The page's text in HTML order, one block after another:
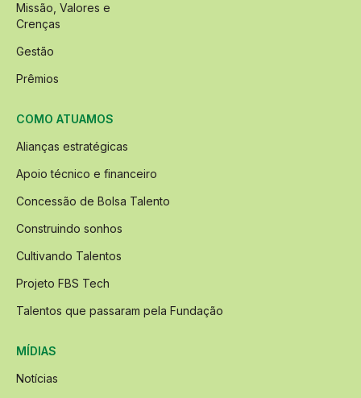
Missão, Valores e
Crenças
Gestão
Prêmios
COMO ATUAMOS
Alianças estratégicas
Apoio técnico e financeiro
Concessão de Bolsa Talento
Construindo sonhos
Cultivando Talentos
Projeto FBS Tech
Talentos que passaram pela Fundação
MÍDIAS
Notícias